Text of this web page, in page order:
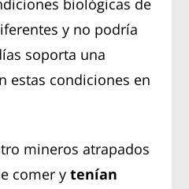
biológicas de
y no podría
soporta una
estas condiciones en
mineros atrapados
comer ytenían